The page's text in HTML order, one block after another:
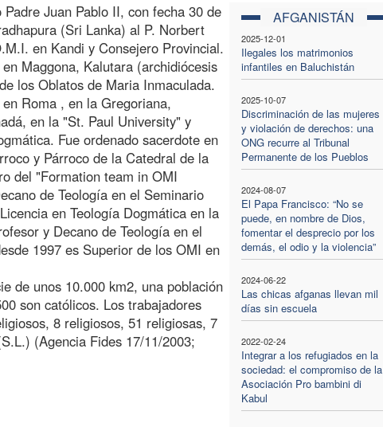
AFGANISTÁN
2025-12-01
Ilegales los matrimonios
infantiles en Baluchistán
2025-10-07
Discriminación de las mujeres
y violación de derechos: una
ONG recurre al Tribunal
Permanente de los Pueblos
2024-08-07
El Papa Francisco: “No se
puede, en nombre de Dios,
fomentar el desprecio por los
demás, el odio y la violencia”
2024-06-22
Las chicas afganas llevan mil
días sin escuela
2022-02-24
Integrar a los refugiados en la
sociedad: el compromiso de la
Asociación Pro bambini di
Kabul
Juan Pablo II, con fecha 30 de
(Sri Lanka) al P. Norbert
en Kandi y Consejero Provincial.
Maggona, Kalutara (archidiócesis
los Oblatos de Maria Inmaculada.
Roma , en la Gregoriana,
en la "St. Paul University" y
Fue ordenado sacerdote en
y Párroco de la Catedral de la
del "Formation team in OMI
de Teología en el Seminario
en Teología Dogmática en la
y Decano de Teología en el
1997 es Superior de los OMI en
de unos 10.000 km2, una población
son católicos. Los trabajadores
8 religiosos, 51 religiosas, 7
(Agencia Fides 17/11/2003;